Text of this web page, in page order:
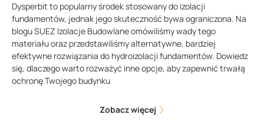
Dysperbit to popularny środek stosowany do izolacji
fundamentów, jednak jego skuteczność bywa ograniczona. Na
blogu SUEZ Izolacje Budowlane omówiliśmy wady tego
materiału oraz przedstawiliśmy alternatywne, bardziej
efektywne rozwiązania do hydroizolacji fundamentów. Dowiedz
się, dlaczego warto rozważyć inne opcje, aby zapewnić trwałą
ochronę Twojego budynku
Zobacz więcej